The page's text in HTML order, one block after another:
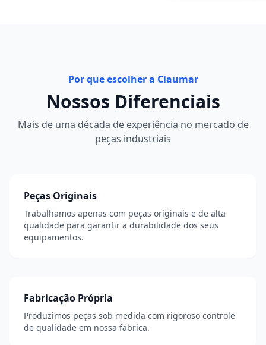
Por que escolher a Claumar
Nossos Diferenciais
Mais de uma década de experiência no mercado de
peças industriais
Peças Originais
Trabalhamos apenas com peças originais e de alta
qualidade para garantir a durabilidade dos seus
equipamentos.
Fabricação Própria
Produzimos peças sob medida com rigoroso controle
de qualidade em nossa fábrica.